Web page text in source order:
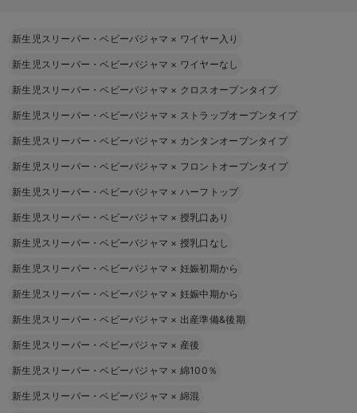
新生児スリーパー・ベビーパジャマ × ワイヤー入り
新生児スリーパー・ベビーパジャマ × ワイヤーなし
新生児スリーパー・ベビーパジャマ × クロスオープンタイプ
新生児スリーパー・ベビーパジャマ × ストラップオープンタイプ
新生児スリーパー・ベビーパジャマ × カンタンオープンタイプ
新生児スリーパー・ベビーパジャマ × フロントオープンタイプ
新生児スリーパー・ベビーパジャマ × ハーフトップ
新生児スリーパー・ベビーパジャマ × 授乳口あり
新生児スリーパー・ベビーパジャマ × 授乳口なし
新生児スリーパー・ベビーパジャマ × 妊娠初期から
新生児スリーパー・ベビーパジャマ × 妊娠中期から
新生児スリーパー・ベビーパジャマ × 出産準備&後期
新生児スリーパー・ベビーパジャマ × 産後
新生児スリーパー・ベビーパジャマ × 綿100％
新生児スリーパー・ベビーパジャマ × 綿混